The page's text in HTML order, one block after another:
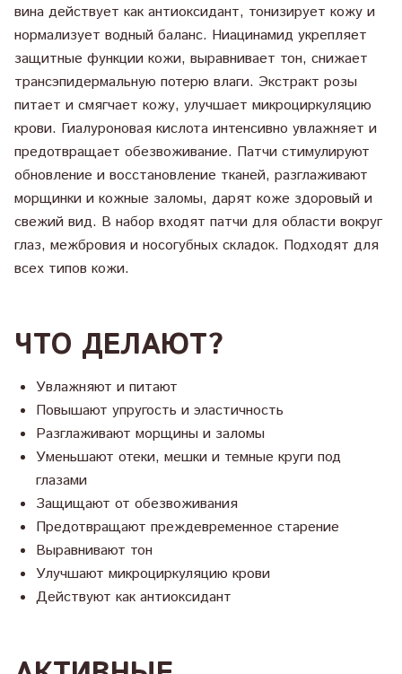
вина действует как антиоксидант, тонизирует кожу и
нормализует водный баланс. Ниацинамид укрепляет
защитные функции кожи, выравнивает тон, снижает
трансэпидермальную потерю влаги. Экстракт розы
питает и смягчает кожу, улучшает микроциркуляцию
крови. Гиалуроновая кислота интенсивно увлажняет и
предотвращает обезвоживание. Патчи стимулируют
обновление и восстановление тканей, разглаживают
морщинки и кожные заломы, дарят коже здоровый и
свежий вид. В набор входят патчи для области вокруг
глаз, межбровия и носогубных складок. Подходят для
всех типов кожи.
ЧТО ДЕЛАЮТ?
Увлажняют и питают
Повышают упругость и эластичность
Разглаживают морщины и заломы
Уменьшают отеки, мешки и темные круги под
глазами
Защищают от обезвоживания
Предотвращают преждевременное старение
Выравнивают тон
Улучшают микроциркуляцию крови
Действуют как антиоксидант